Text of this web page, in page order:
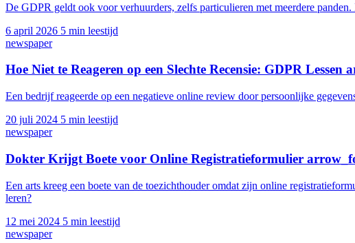
De GDPR geldt ook voor verhuurders, zelfs particulieren met meerdere
6 april 2026 5 min leestijd
newspaper
Hoe Niet te Reageren op een Slechte Recensie: GDPR Lessen
Een bedrijf reageerde op een negatieve online review door persoonlijke
20 juli 2024 5 min leestijd
newspaper
Dokter Krijgt Boete voor Online Registratieformulier
Een arts kreeg een boete van de toezichthouder omdat zijn online
leren?
12 mei 2024 5 min leestijd
newspaper